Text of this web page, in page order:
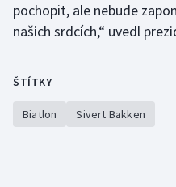
Ragby
Rychlostní kanoistika
pochopit, ale nebude
našich srdcích,“ uvedl
ŠTÍTKY
Biatlon Sivert Bakken